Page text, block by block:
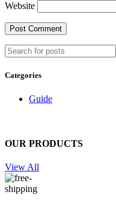
Website
Categories
Guide
OUR PRODUCTS
View All